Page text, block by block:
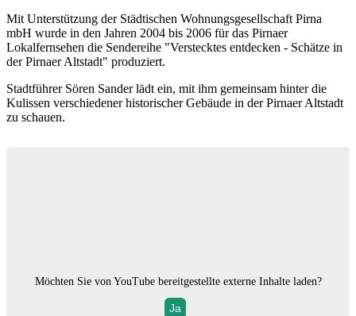
Mit Unterstützung der Städtischen Wohnungsgesellschaft Pirna
mbH wurde in den Jahren 2004 bis 2006 für das Pirnaer
Lokalfernsehen die Sendereihe "Verstecktes entdecken - Schätze in
der Pirnaer Altstadt" produziert.
Stadtführer Sören Sander lädt ein, mit ihm gemeinsam hinter die
Kulissen verschiedener historischer Gebäude in der Pirnaer Altstadt
zu schauen.
Möchten Sie von YouTubebereitgestellte externe Inhalte laden?
Ja